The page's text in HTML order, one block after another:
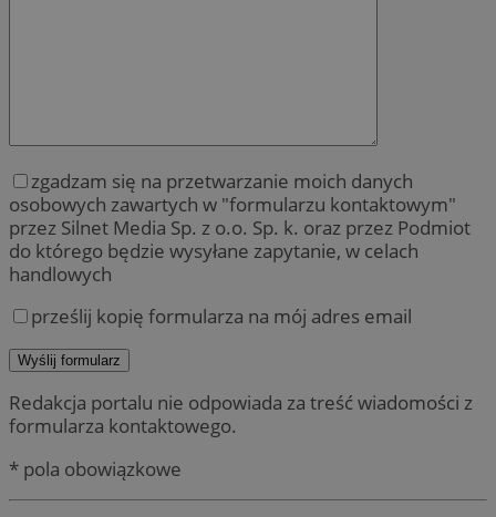
zgadzam się na przetwarzanie moich danych
osobowych zawartych w "formularzu kontaktowym"
przez Silnet Media Sp. z o.o. Sp. k. oraz przez Podmiot
do którego będzie wysyłane zapytanie, w celach
handlowych
prześlij kopię formularza na mój adres email
Redakcja portalu nie odpowiada za treść wiadomości z
formularza kontaktowego.
* pola obowiązkowe